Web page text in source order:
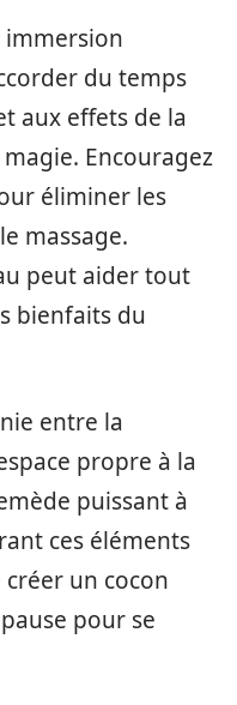
immersion
du temps
aux effets de la
Encouragez
éliminer les
massage.
peut aider tout
bienfaits du
entre la
propre à la
puissant à
ces éléments
créer un cocon
pour se